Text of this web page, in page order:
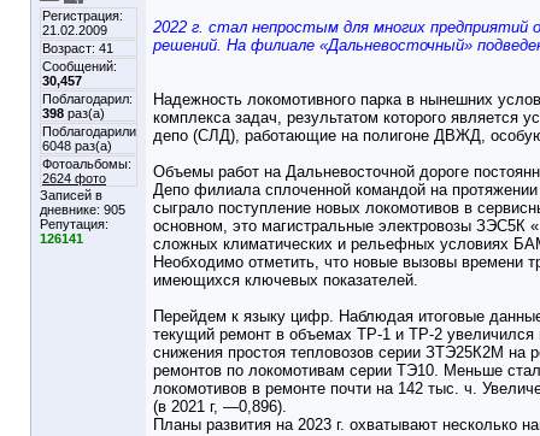
Регистрация:
21.02.2009
Возраст: 41
Сообщений:
30,457
Поблагодарил:
398 раз(а)
Поблагодарили
6048 раз(а)
Фотоальбомы:
2624 фото
Записей в
дневнике: 905
Репутация:
126141
2022 г. стал непростым для многих предприятий
решений. На филиале «Дальневосточный»
Надежность локомотивного парка в нынешних
комплекса задач, результатом которого
депо (СЛД), работающие на полигоне ДВЖД, особую
Объемы работ на Дальневосточной дороге
Депо филиала сплоченной командой на
сыграло поступление новых локомотивов в
основном, это магистральные электровозы
сложных климатических и рельефных условиях
Необходимо отметить, что новые вызовы времени
имеющихся ключевых показателей.
Перейдем к языку цифр. Наблюдая итоговые
текущий ремонт в объемах ТР-1 и ТР-2
снижения простоя тепловозов серии ЗТЭ25К2М на
ремонтов по локомотивам серии ТЭ10. Меньше
локомотивов в ремонте почти на 142 тыс. ч.
(в 2021 г, —0,896).
Планы развития на 2023 г. охватывают несколько